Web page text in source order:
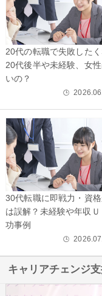
20代の転職で失敗したく
20代後半や未経験、女
いの？
🕒
30代転職に即戦力・資
は誤解？未経験や年収
功事例
🕒
キャリアチェンジ